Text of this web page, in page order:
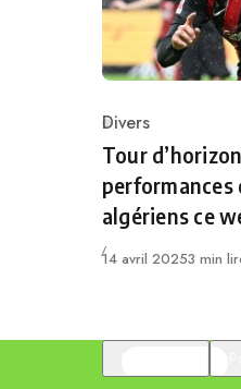
Category
Divers
Tour
performances
algériens ce
Publié
14 avril 20253 min